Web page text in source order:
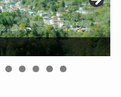
0 1 2